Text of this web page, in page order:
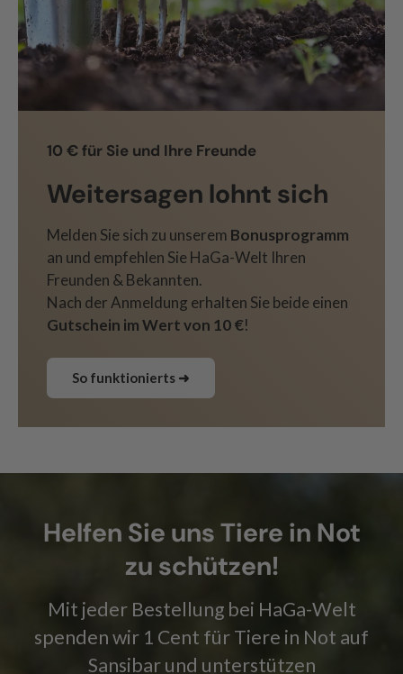
10 € für Sie und Ihre Freunde
Weitersagen lohnt sich
Melden Sie sich zu unserem Bonusprogramm
an und empfehlen Sie HaGa-Welt Ihren
Freunden & Bekannten.
Nach der Anmeldung erhalten Sie beide einen
Gutschein im Wert von 10 €!
So funktionierts ➜
Helfen Sie uns Tiere in Not
zu schützen!
Mit jeder Bestellung bei HaGa-Welt
spenden wir 1 Cent für Tiere in Not auf
Sansibar und unterstützen